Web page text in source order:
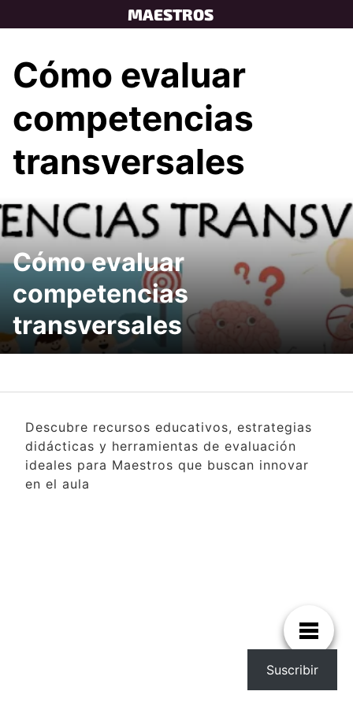
to
MAESTROS
Cómo evaluar
competencias
transversales
Cómo evaluar
competencias
transversales
Descubre recursos educativos, estrategias
didácticas y herramientas de evaluación
ideales para Maestros que buscan innovar
en el aula
Suscribir